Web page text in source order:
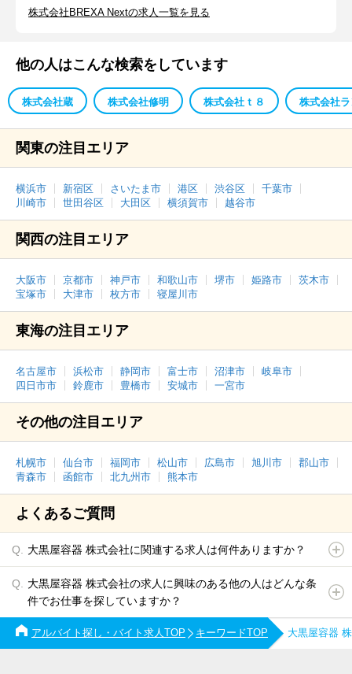
株式会社BREXA Nextの求人一覧を見る
他の人はこんな検索をしています
株式会社蔵 株式会社修明 株式会社ｔ８ 株式会社
関東の注目エリア
横浜市 新宿区 さいたま市 港区 渋谷区
千葉市
川崎市
世田谷区 大田区 横須賀市 越谷市
関西の注目エリア
大阪市 京都市 神戸市 和歌山市 堺市 姫路市
茨木市
宝塚市
大津市 枚方市 寝屋川市
東海の注目エリア
名古屋市 浜松市 静岡市 富士市 沼津市
岐阜市
四日市市
鈴鹿市 豊橋市 安城市 一宮市
その他の注目エリア
札幌市 仙台市 福岡市 松山市 広島市 旭川市
郡山市
青森市
函館市 北九州市 熊本市
よくあるご質問
大黒屋容器 株式会社に関連する求人は何件ありますか？
大黒屋容器 株式会社の求人に興味のある他の人はどんな条
件でお仕事を探していますか？
アルバイト探し・バイト求人TOP キーワードTOP 大黒屋容器